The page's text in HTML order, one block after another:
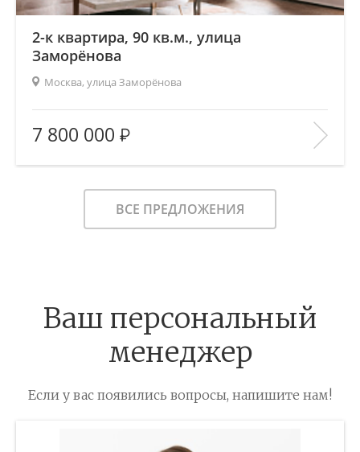
2-к квартира, 90 кв.м., улица
Заморёнова
Москва, улица Заморёнова
2
Количество комнат:
2
Этаж:
5/—
В ИЗБРАННОЕ
7 800 000
ВСЕ ПРЕДЛОЖЕНИЯ
Ваш персональный
менеджер
Если у вас появились вопросы, напишите нам!